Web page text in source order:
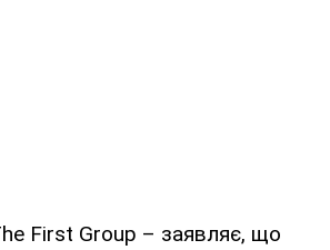
First Group – заявляє, що